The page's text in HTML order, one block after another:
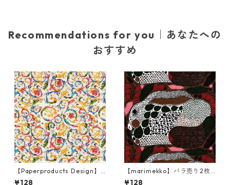
Recommendations for you｜あなたへの
おすすめ
【Paperproducts Design】
バラ売り2枚 ランチサイズ ペ
¥128
【marimekko】バラ売り2枚
ランチサイズ ペーパーナプキ
¥128